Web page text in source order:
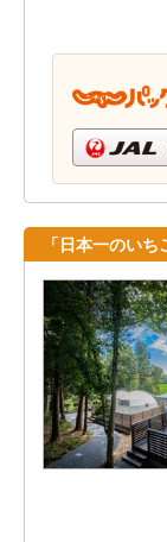
「日本一のい